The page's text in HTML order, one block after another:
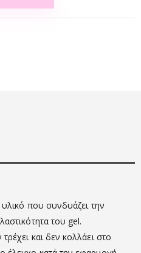
που συνδυάζει την
του gel.
και δεν κολλάει στο